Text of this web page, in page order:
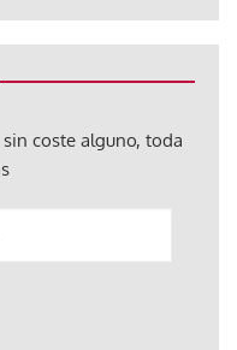
coste alguno, toda